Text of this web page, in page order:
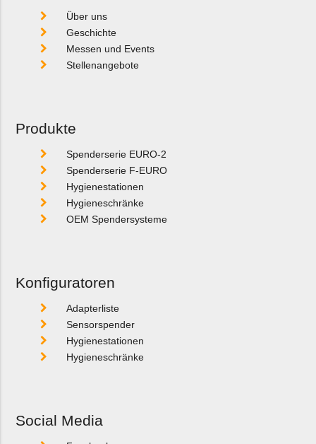
Über uns
Geschichte
Messen und Events
Stellenangebote
Produkte
Spenderserie EURO-2
Spenderserie F-EURO
Hygienestationen
Hygieneschränke
OEM Spendersysteme
Konfiguratoren
Adapterliste
Sensorspender
Hygienestationen
Hygieneschränke
Social Media